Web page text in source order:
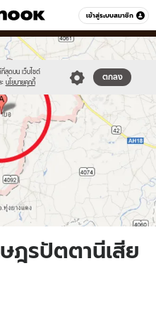
เข้าสู่ระบบสมาชิก
หมวดอื่นๆ
ที่สุดบน เว็บไซต์
นโยบายคุกกี้
ตกลง
442298-
ฎรปัตตานีเสีย